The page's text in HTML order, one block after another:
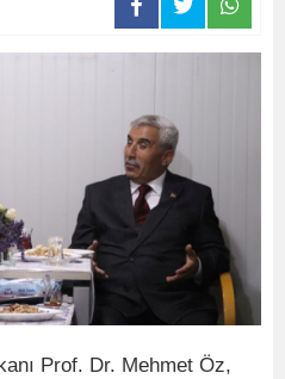
Prof. Dr. Mehmet Öz,